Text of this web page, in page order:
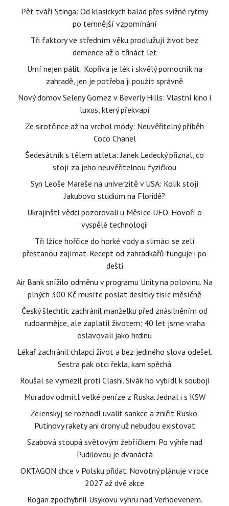
Pět tváří Stinga: Od klasických balad přes svižné rytmy
po temnější vzpomínání
Tři faktory ve středním věku prodlužují život bez
demence až o třináct let
Umí nejen pálit: Kopřiva je lék i skvělý pomocník na
zahradě, jen je potřeba ji použít správně
Nový domov Seleny Gomez v Beverly Hills: Vlastní kino i
luxus, který překvapí
Ze sirotčince až na vrchol módy: Neuvěřitelný příběh
Coco Chanel
Šedesátník s tělem atleta: Janek Ledecký přiznal, co
stojí za jeho neuvěřitelnou fyzičkou
Syn Leoše Mareše na univerzitě v USA: Kolik stojí
Jakubovo studium na Floridě?
Ukrajinští vědci pozorovali u Měsíce UFO. Hovoří o
vyspělé technologii
Tři lžíce hořčice do horké vody a slimáci se zelí
přestanou zajímat. Recept od zahrádkářů funguje i po
dešti
Air Bank snížilo odměnu v programu Unity na polovinu. Na
plných 300 Kč musíte poslat desítky tisíc měsíčně
Český šlechtic zachránil manželku před znásilněním od
rudoarmějce, ale zaplatil životem; 40 let jsme vraha
oslavovali jako hrdinu
Lékař zachránil chlapci život a bez jediného slova odešel.
Sestra pak otci řekla, kam spěchá
Roušal se vymezil proti Clashi. Sivák ho vybídl k souboji
Muradov odmítl velké peníze z Ruska. Jednal i s KSW
Zelenskyj se rozhodl uvalit sankce a zničit Rusko.
Putinovy rakety ani drony už nebudou existovat
Szabová stoupá světovým žebříčkem. Po výhře nad
Pudilovou je dvanáctá
OKTAGON chce v Polsku přidat. Novotný plánuje v roce
2027 až dvě akce
Rogan zpochybnil Usykovu výhru nad Verhoevenem.